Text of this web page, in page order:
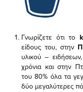
Γνωρίζετε ότι το
είδους του, στην
υλικού –
χρόνια και στην
του 80% όλα τα
δύο μεγαλύτερες